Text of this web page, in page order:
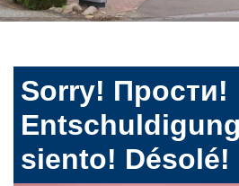
Sorry! Прости!
siento! Désolé!